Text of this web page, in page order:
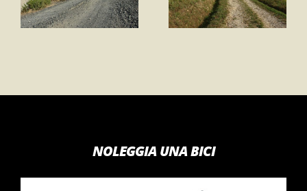
NOLEGGIA UNA BICI